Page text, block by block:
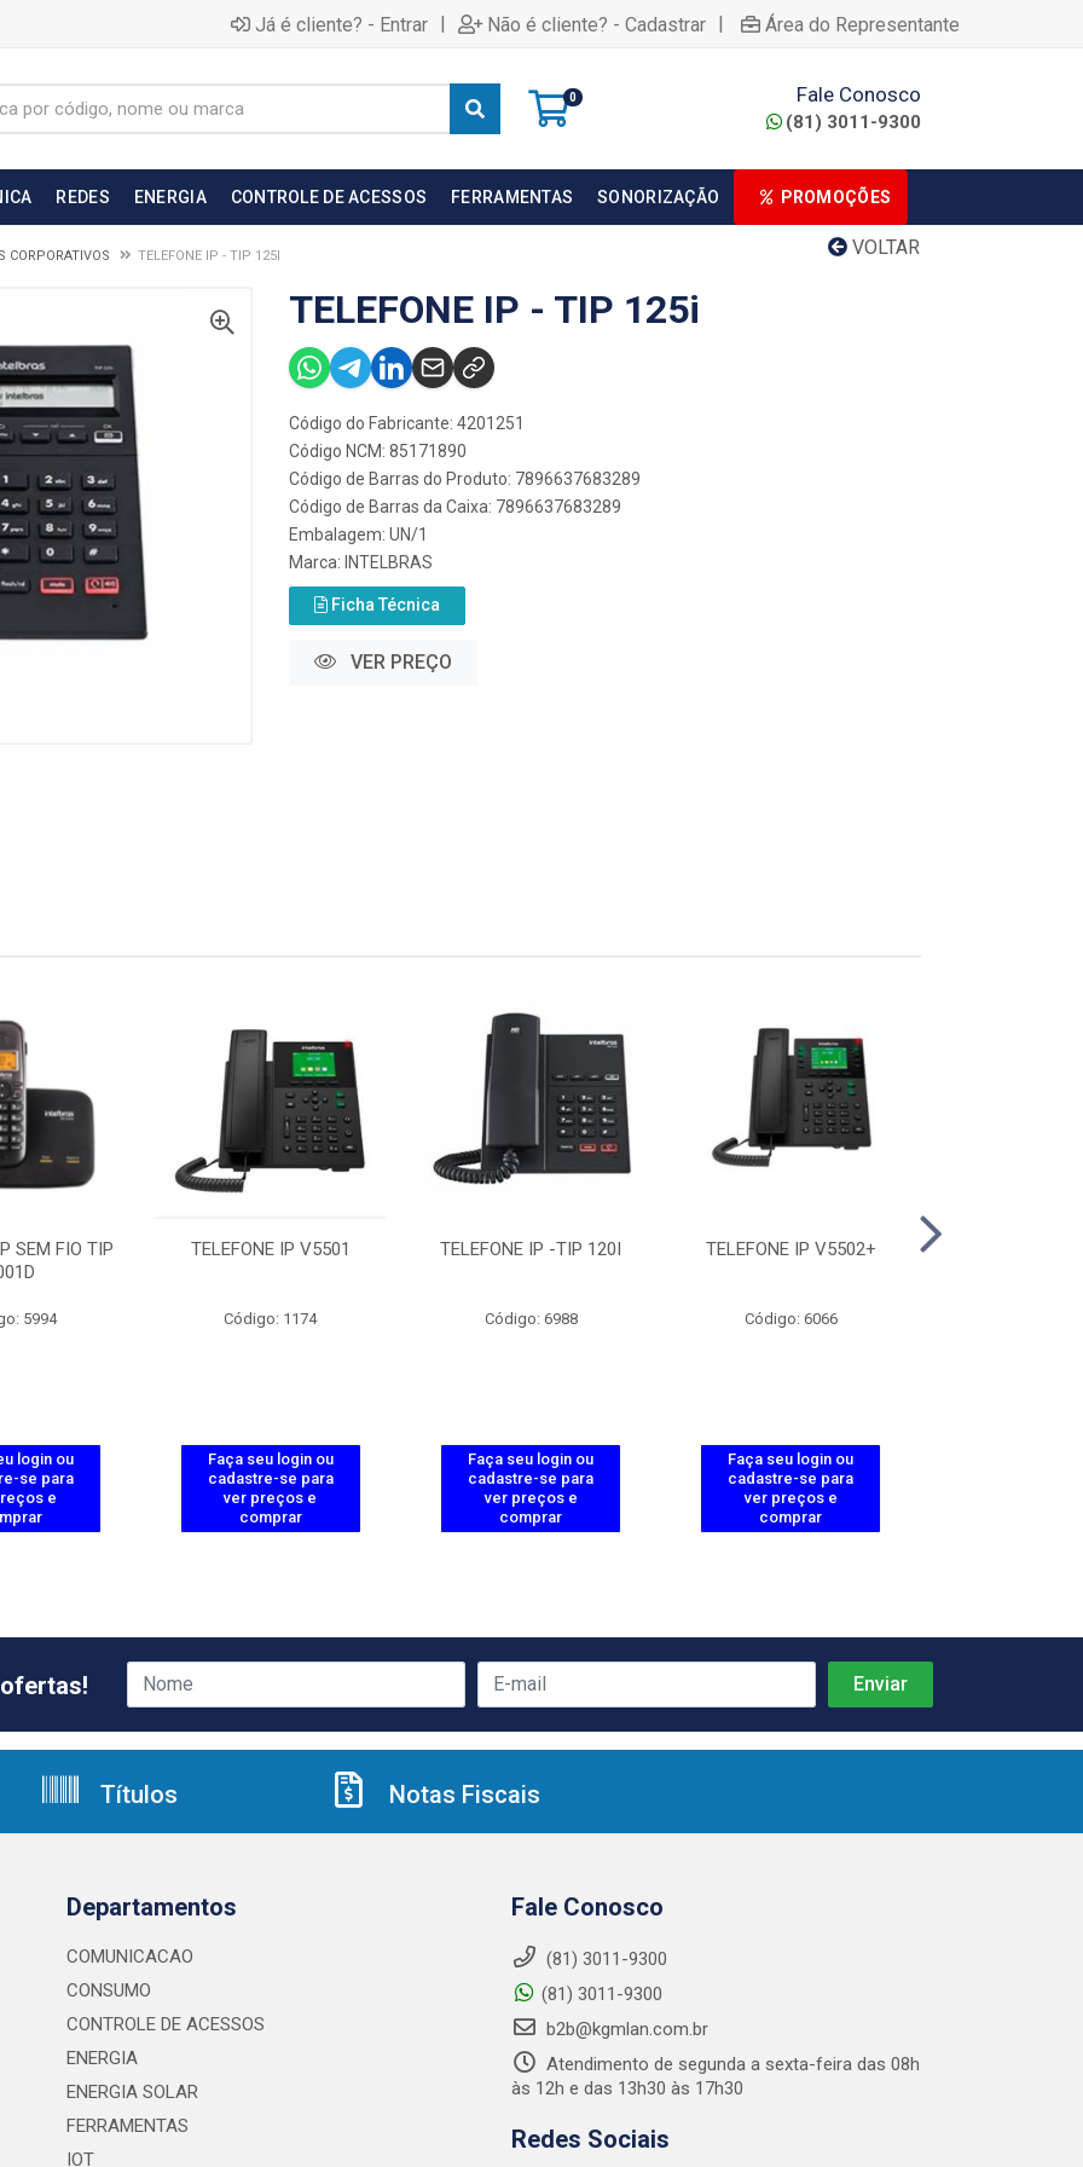
Já é cliente? - Entrar | Não é cliente? - Cadastrar | Área do Representante
0 Fale Conosco
(81) 3011-9300
REDES ENERGIA CONTROLE DE ACESSOS FERRAMENTAS SONORIZAÇÃO PROMOÇÕES
VOLTAR
CORPORATIVOS TELEFONE IP - TIP 125I
TELEFONE IP - TIP 125i
Código do Fabricante: 4201251
Código NCM: 85171890
Código de Barras do Produto: 7896637683289
Código de Barras da Caixa: 7896637683289
Embalagem: UN/1
Marca: INTELBRAS
Ficha Técnica
VER PREÇO
SEM FIO TIP
5994
login ou
se para
e
TELEFONE IP V5501
Código: 1174
Faça seu login ou
cadastre-se para
ver preços e
comprar
TELEFONE IP -TIP 120I
Código: 6988
Faça seu login ou
cadastre-se para
ver preços e
comprar
TELEFONE IP V5502+
Código: 6066
Faça seu login ou
cadastre-se para
ver preços e
comprar
Títulos Notas Fiscais
Departamentos
COMUNICACAO
CONSUMO
CONTROLE DE ACESSOS
ENERGIA
ENERGIA SOLAR
FERRAMENTAS
IOT
Fale Conosco
(81) 3011-9300
(81) 3011-9300
b2b@kgmlan.com.br
Atendimento de segunda a sexta-feira das 08h
às 12h e das 13h30 às 17h30
Redes Sociais